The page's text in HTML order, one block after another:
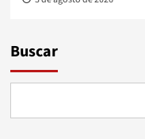
Buscar